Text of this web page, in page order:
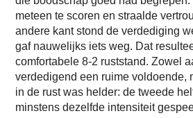
meteen te scoren en straalde
andere kant stond de verdediging
gaf nauwelijks iets weg. Dat
comfortabele 8-2 ruststand. Zowel
verdedigend een ruime voldoende,
in de rust was helder: de tweede
minstens dezelfde intensiteit